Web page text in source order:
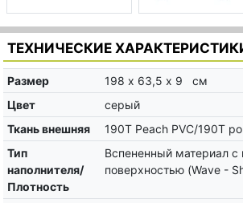
ТЕХНИЧЕСКИЕ
Размер
198 х 63,5 х 9 см
Цвет
серый
Ткань внешняя
190T Peach PVC/190T
Тип
наполнителя/
Плотность
Вспененный материал с
поверхностью (Wave -